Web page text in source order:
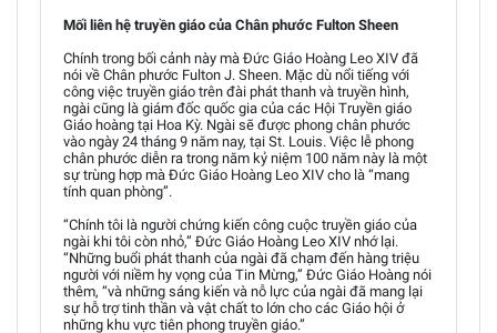
Mối liên hệ truyền giáo của Chân phước Fulton Sheen
Chính trong bối cảnh này mà Đức Giáo Hoàng Leo XIV đã
nói về Chân phước Fulton J. Sheen. Mặc dù nổi tiếng với
công việc truyền giáo trên đài phát thanh và truyền hình,
ngài cũng là giám đốc quốc gia của các Hội Truyền giáo
Giáo hoàng tại Hoa Kỳ. Ngài sẽ được phong chân phước
vào ngày 24 tháng 9 năm nay, tại St. Louis. Việc lễ phong
chân phước diễn ra trong năm kỷ niệm 100 năm này là một
sự trùng hợp mà Đức Giáo Hoàng Leo XIV cho là “mang
tính quan phòng”.
“Chính tôi là người chứng kiến công cuộc truyền giáo của
ngài khi tôi còn nhỏ,” Đức Giáo Hoàng Leo XIV nhớ lại.
“Những buổi phát thanh của ngài đã chạm đến hàng triệu
người với niềm hy vọng của Tin Mừng,” Đức Giáo Hoàng nói
thêm, “và những sáng kiến và nỗ lực của ngài đã mang lại
sự hỗ trợ tinh thần và vật chất to lớn cho các Giáo hội ở
những khu vực tiên phong truyền giáo.”